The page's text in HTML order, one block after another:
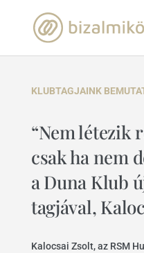
KLUBTAGJAINK
“Nem létezik
csak ha nem
a Duna Klub
tagjával,
Kalocsai Zsolt, az RSM